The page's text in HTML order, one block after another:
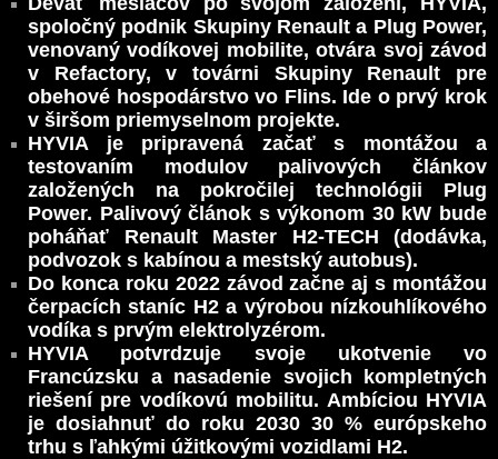
spoločný podnik Skupiny Renault a Plug Power,
venovaný vodíkovej mobilite, otvára svoj závod
v Refactory, v továrni Skupiny Renault pre
obehové hospodárstvo vo Flins. Ide o prvý krok
v širšom priemyselnom projekte.
HYVIA je pripravená začať s montážou a
testovaním modulov palivových článkov
založených na pokročilej technológii Plug
Power. Palivový článok s výkonom 30 kW bude
poháňať Renault Master H2-TECH (dodávka,
podvozok s kabínou a mestský autobus).
Do konca roku 2022 závod začne aj s montážou
čerpacích staníc H2 a výrobou nízkouhlíkového
vodíka s prvým elektrolyzérom.
HYVIA potvrdzuje svoje ukotvenie vo
Francúzsku a nasadenie svojich kompletných
riešení pre vodíkovú mobilitu. Ambíciou HYVIA
je dosiahnuť do roku 2030 30 % európskeho
trhu s ľahkými úžitkovými vozidlami H2.